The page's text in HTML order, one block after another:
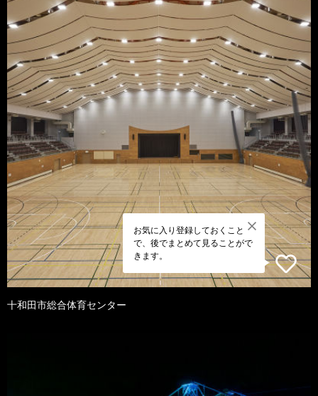
お気に入り登録しておくこと
で、後でまとめて見ることがで
きます。
十和田市総合体育センター